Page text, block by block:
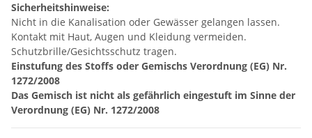
Sicherheitshinweise:
Nicht in die Kanalisation oder Gewässer gelangen lassen.
Kontakt mit Haut, Augen und Kleidung vermeiden.
Schutzbrille/Gesichtsschutz tragen.
Einstufung des Stoffs oder Gemischs Verordnung (EG) Nr.
1272/2008
Das Gemisch ist nicht als gefährlich eingestuft im Sinne der
Verordnung (EG) Nr. 1272/2008